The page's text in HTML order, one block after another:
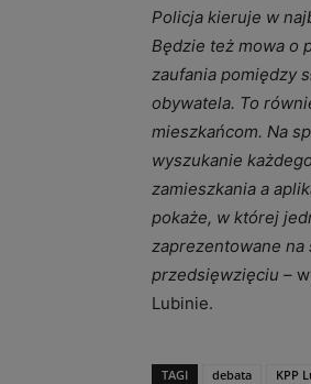
Policja kieruje w
Będzie też mowa o
zaufania pomiędzy
obywatela. To
mieszkańcom. Na
wyszukanie
zamieszkania a
pokaże, w której
zaprezentowane na
przedsięwzięciu –
Lubinie.
TAGI debata KPP